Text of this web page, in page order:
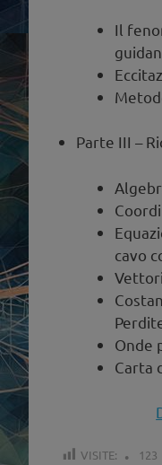
Il
Parte III –
cavo
Onde
Carta
VISITE: 123